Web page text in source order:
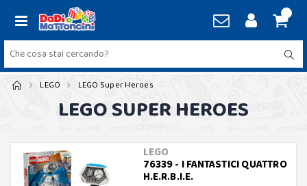
LEGO LEGO Super Heroes
LEGO SUPER HEROES
LEGO
76339 - I FANTASTICI QUATTRO
H.E.R.B.I.E.